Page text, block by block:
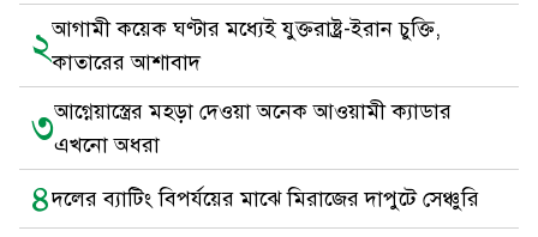
২আগামী কয়েক ঘণ্টার মধ্যেই যুক্তরাষ্ট্র-ইরান চুক্তি,
কাতারের আশাবাদ
৩আগ্নেয়াস্ত্রের মহড়া দেওয়া অনেক আওয়ামী ক্যাডার
এখনো অধরা
৪দলের ব্যাটিং বিপর্যয়ের মাঝে মিরাজের দাপুটে সেঞ্চুরি